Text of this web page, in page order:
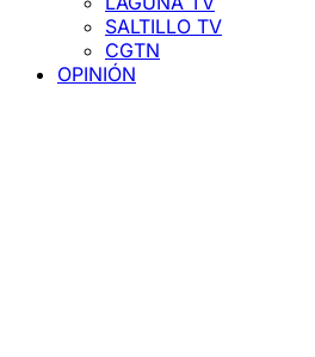
SALTILLO TV
CGTN
OPINIÓN